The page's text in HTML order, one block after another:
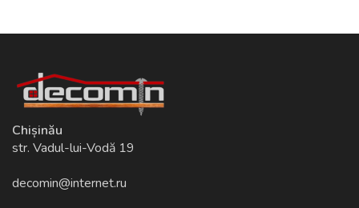
Chișinău
str. Vadul-lui-Vodă 19
decomin@internet.ru